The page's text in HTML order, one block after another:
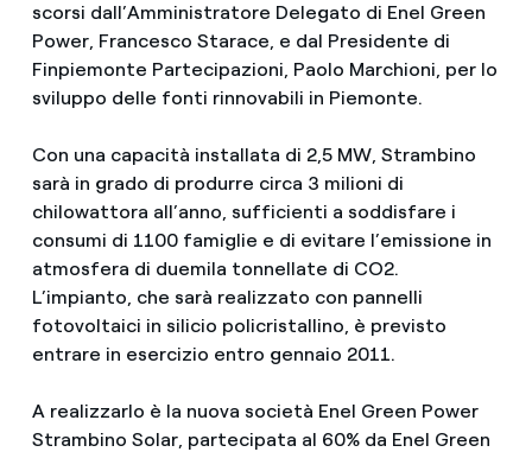
scorsi dall’Amministratore Delegato di Enel Green
Power, Francesco Starace, e dal Presidente di
Finpiemonte Partecipazioni, Paolo Marchioni, per lo
sviluppo delle fonti rinnovabili in Piemonte.
Con una capacità installata di 2,5 MW, Strambino
sarà in grado di produrre circa 3 milioni di
chilowattora all’anno, sufficienti a soddisfare i
consumi di 1100 famiglie e di evitare l’emissione in
atmosfera di duemila tonnellate di CO2.
L’impianto, che sarà realizzato con pannelli
fotovoltaici in silicio policristallino, è previsto
entrare in esercizio entro gennaio 2011.
A realizzarlo è la nuova società Enel Green Power
Strambino Solar, partecipata al 60% da Enel Green